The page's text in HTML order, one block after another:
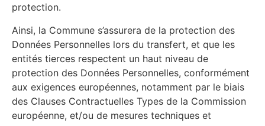
protection.
Ainsi, la Commune s’assurera de la protection des
Données Personnelles lors du transfert, et que les
entités tierces respectent un haut niveau de
protection des Données Personnelles, conformément
aux exigences européennes, notamment par le biais
des Clauses Contractuelles Types de la Commission
européenne, et/ou de mesures techniques et